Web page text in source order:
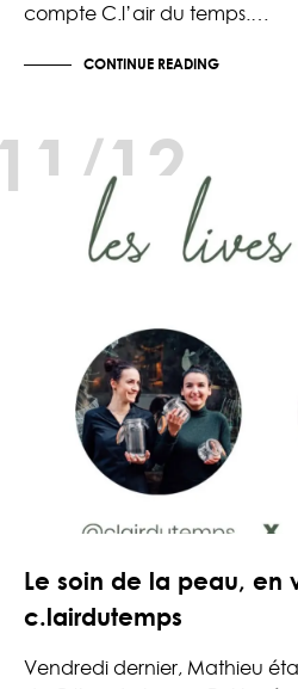
compte C.l’air du temps.…
CONTINUE READING
12
Le soin de la peau, en
c.lairdutemps
Vendredi dernier, Mathieu